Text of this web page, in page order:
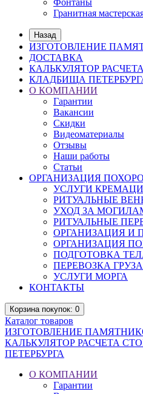
Фонтаны
Гранитная
Назад
ИЗГОТОВЛЕНИЕ
ДОСТАВКА
КАЛЬКУЛЯТОР
КЛАДБИЩА
О КОМПАНИИ
Гарантии
Вакансии
Скидки
Видеоматериалы
Отзывы
Наши работы
Статьи
ОРГАНИЗАЦИЯ
УСЛУГИ
РИТУАЛЬНЫЕ
УХОД ЗА
РИТУАЛЬНЫЕ
ОРГАНИЗАЦИЯ И
ОРГАНИЗАЦИЯ
ПОДГОТОВКА
ПЕРЕВОЗКА ГРУЗА
УСЛУГИ МОРГА
КОНТАКТЫ
Корзинапокупок: 0
Каталог товаров
ИЗГОТОВЛЕНИЕ
КАЛЬКУЛЯТОР РАСЧЕТА
ПЕТЕРБУРГА
О КОМПАНИИ
Гарантии